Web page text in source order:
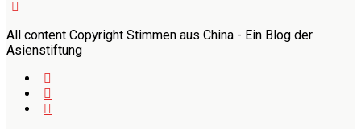
All content Copyright Stimmen aus China - Ein Blog der
Asienstiftung